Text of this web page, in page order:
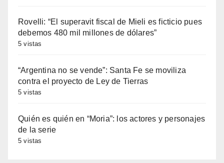
Rovelli: “El superavit fiscal de Mieli es ficticio pues
debemos 480 mil millones de dólares”
5 vistas
“Argentina no se vende”: Santa Fe se moviliza
contra el proyecto de Ley de Tierras
5 vistas
Quién es quién en “Moria”: los actores y personajes
de la serie
5 vistas